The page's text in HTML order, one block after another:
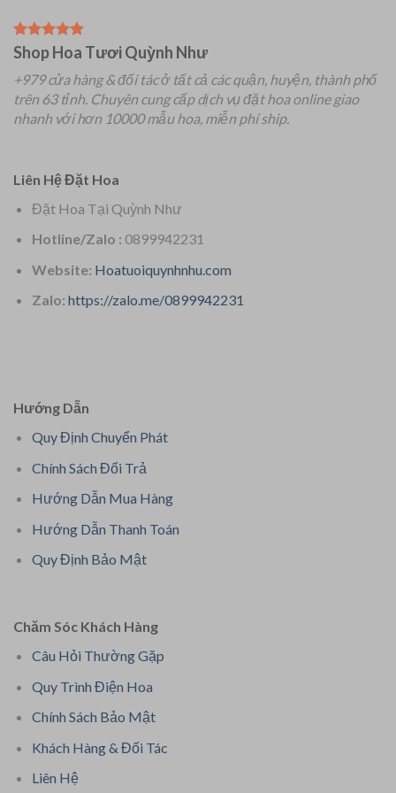
Shop Hoa Tươi Quỳnh Như
+979 cửa hàng & đối tác ở tất cả các quận, huyện, thành phố
trên 63 tỉnh. Chuyên cung cấp dịch vụ đặt hoa online giao
nhanh với hơn 10000 mẫu hoa, miễn phí ship.
Liên Hệ Đặt Hoa
Đặt Hoa Tại Quỳnh Như
Hotline/Zalo : 0899942231
Website: Hoatuoiquynhnhu.com
Zalo: https://zalo.me/0899942231
Hướng Dẫn
Quy Định Chuyển Phát
Chính Sách Đổi Trả
Hướng Dẫn Mua Hàng
Hướng Dẫn Thanh Toán
Quy Định Bảo Mật
Chăm Sóc Khách Hàng
Câu Hỏi Thường Gặp
Quy Trình Điện Hoa
Chính Sách Bảo Mật
Khách Hàng & Đối Tác
Liên Hệ